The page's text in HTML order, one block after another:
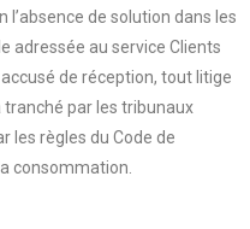
l’absence de solution dans les
adressée au service Clients
de réception, tout litige
par les tribunaux
les règles du Code de
consommation.